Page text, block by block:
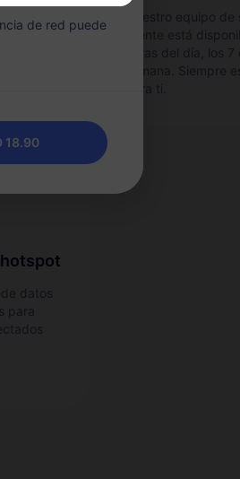
y
de red puede
18.90